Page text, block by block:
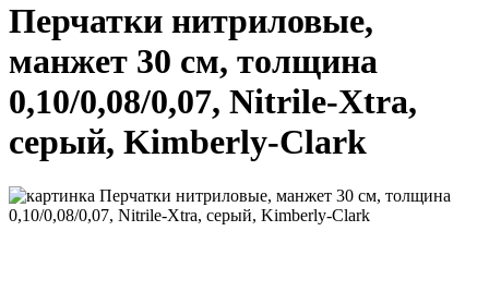
Перчатки нитриловые,
манжет 30 см, толщина
0,10/0,08/0,07, Nitrile-Xtra,
серый, Kimberly-Clark